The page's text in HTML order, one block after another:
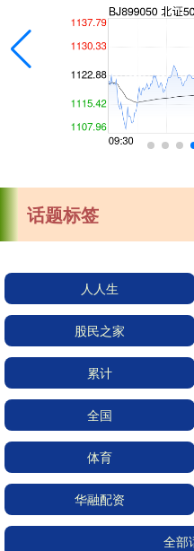
话题标签
人人生
股民之家
累计
全国
体育
华融配资
全部